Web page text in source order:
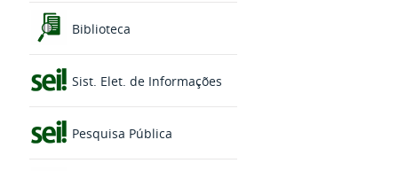
Biblioteca
Sist. Elet. de Informações
Pesquisa Pública